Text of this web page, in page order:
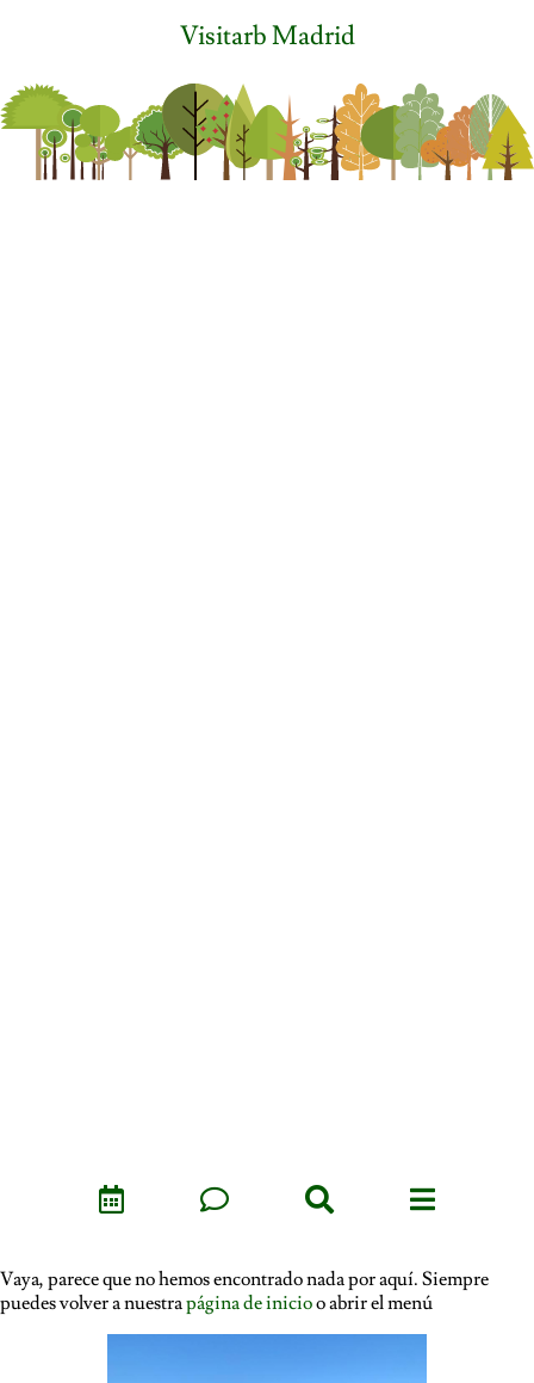
Visitarb Madrid
Vaya, parece que no hemos encontrado nada por aquí. Siempre
puedes volver a nuestrapágina de inicioo abrir el menú